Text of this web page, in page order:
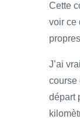
Cette
voir ce
J’ai
course
départ